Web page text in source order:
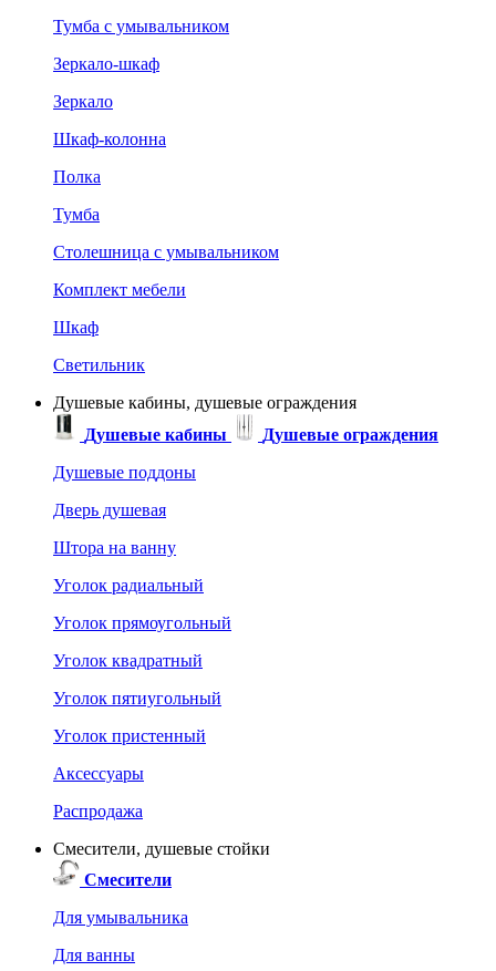
Тумба с умывальником
Зеркало-шкаф
Зеркало
Шкаф-колонна
Полка
Тумба
Столешница с умывальником
Комплект мебели
Шкаф
Светильник
Душевые кабины, душевые ограждения
Душевые кабины
Душевые ограждения
Душевые поддоны
Дверь душевая
Штора на ванну
Уголок радиальный
Уголок прямоугольный
Уголок квадратный
Уголок пятиугольный
Уголок пристенный
Аксессуары
Распродажа
Смесители, душевые стойки
Смесители
Для умывальника
Для ванны